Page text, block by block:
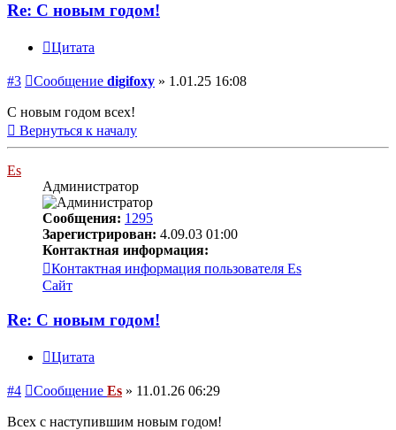
Re: С новым годом!
Цитата
#3 Сообщение digifoxy » 1.01.25 16:08
С новым годом всех!
Вернуться к началу
Es
Администратор
Сообщения: 1295
Зарегистрирован: 4.09.03 01:00
Контактная информация:
Контактная информация пользователя Es
Сайт
Re: С новым годом!
Цитата
#4 Сообщение Es » 11.01.26 06:29
Всех с наступившим новым годом!